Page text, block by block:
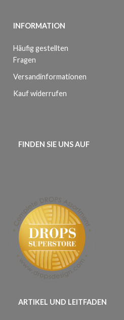
INFORMATION
Häufig gestellten
Fragen
Versandinformationen
Kauf widerrufen
FINDEN SIE UNS AUF
ARTIKEL UND LEITFADEN